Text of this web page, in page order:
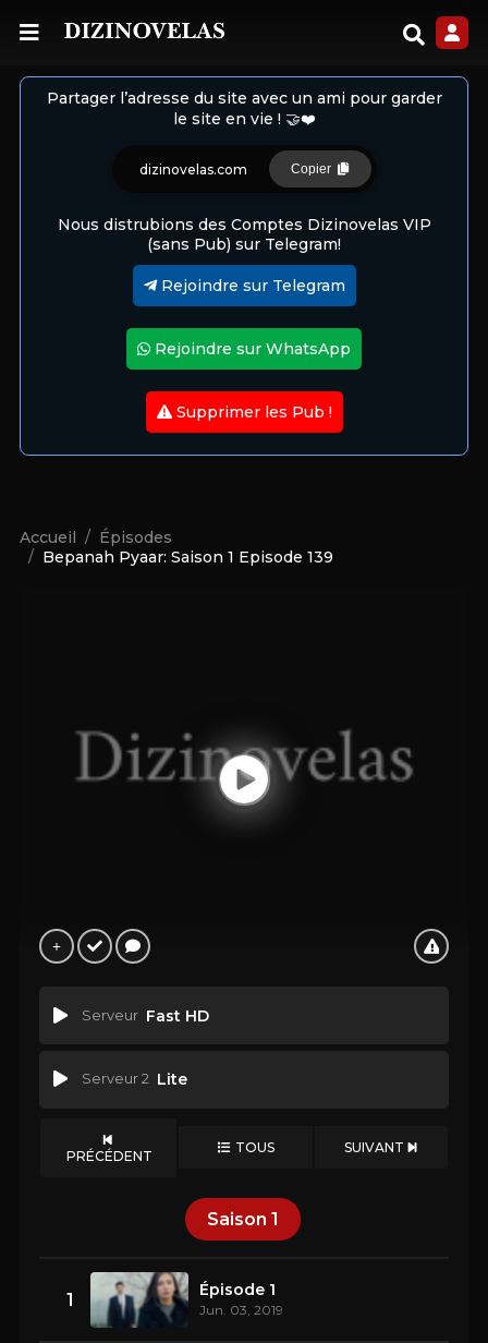
Partager l’adresse du site avec un ami pour garder
le site en vie ! 🤝❤️
dizinovelas.com Copier
Nous distrubions des Comptes Dizinovelas VIP
(sans Pub) sur Telegram!
Rejoindre sur Telegram
Rejoindre sur WhatsApp
Supprimer les Pub !
Accueil
Épisodes
Bepanah Pyaar: Saison 1 Episode 139
Serveur Fast HD
Serveur 2 Lite
PRÉCÉDENT TOUS SUIVANT
Saison 1
1 Épisode 1
Jun. 03, 2019